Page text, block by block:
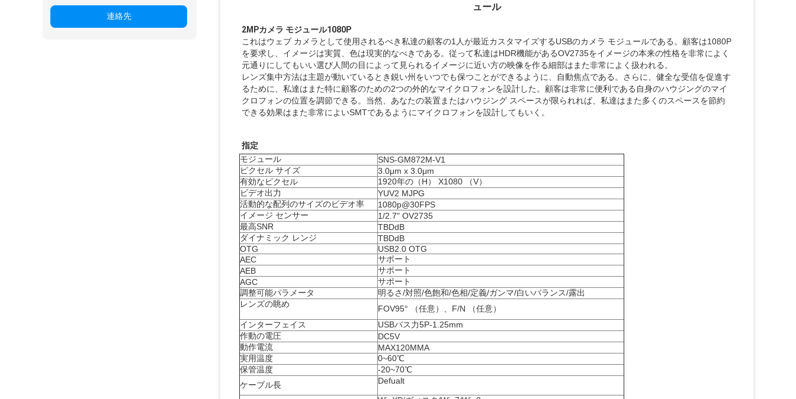
連絡先
ュール
2MPカメラ モジュール1080P
これはウェブ カメラとして使用されるべき私達の顧客の1人が最近カスタマイズするUSBのカメラ モジュールである。顧客は1080P
を要求し、イメージは実質、色は現実的なべきである。従って私達はHDR機能があるOV2735をイメージの本来の性格を非常によく
元通りにしてもいい選び人間の目によって見られるイメージに近い方の映像を作る細部はまた非常によく扱われる。
レンズ集中方法は主題が動いているとき鋭い州をいつでも保つことができるように、自動焦点である。さらに、健全な受信を促進す
るために、私達はまた特に顧客のための2つの外的なマイクロフォンを設計した。顧客は非常に便利である自身のハウジングのマイ
クロフォンの位置を調節できる。当然、あなたの装置またはハウジング スペースが限られれば、私達はまた多くのスペースを節約
できる効果はまた非常によいSMTであるようにマイクロフォンを設計してもいく。
指定
モジュール
SNS-GM872M-V1
ピクセル サイズ
3.0μm x 3.0μm
有効なピクセル
1920年の（H） X1080 （V）
ビデオ出力
YUV2 MJPG
活動的な配列のサイズのビデオ率
1080p@30FPS
イメージ センサー
1/2.7" OV2735
最高SNR
TBDdB
ダイナミック レンジ
TBDdB
OTG
USB2.0 OTG
AEC
サポート
AEB
サポート
AGC
サポート
調整可能パラメータ
明るさ/対照/色飽和/色相/定義/ガンマ/白いバランス/露出
レンズの眺め
FOV95° （任意）、F/N （任意）
インターフェイス
USBバス力5P-1.25mm
作動の電圧
DC5V
動作電流
MAX120MMA
実用温度
0~60℃
保管温度
-20~70℃
ケーブル長
Defualt